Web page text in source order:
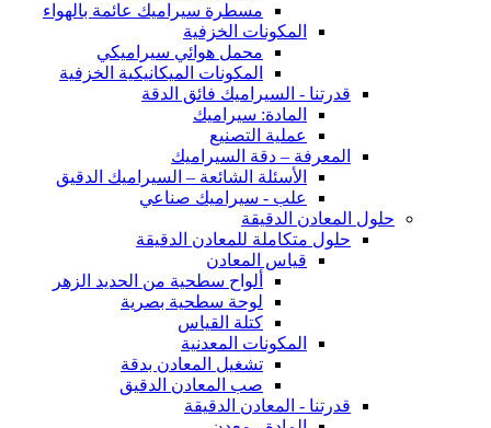
مسطرة سيراميك عائمة بالهواء
المكونات الخزفية
محمل هوائي سيراميكي
المكونات الميكانيكية الخزفية
قدرتنا - السيراميك فائق الدقة
المادة: سيراميك
عملية التصنيع
المعرفة – دقة السيراميك
الأسئلة الشائعة – السيراميك الدقيق
علب - سيراميك صناعي
حلول المعادن الدقيقة
حلول متكاملة للمعادن الدقيقة
قياس المعادن
ألواح سطحية من الحديد الزهر
لوحة سطحية بصرية
كتلة القياس
المكونات المعدنية
تشغيل المعادن بدقة
صب المعادن الدقيق
قدرتنا - المعادن الدقيقة